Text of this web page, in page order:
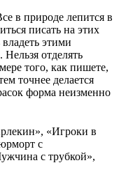
в природе лепится в
писать на этих
этими
Нельзя отделять
того, как пишете,
точнее делается
форма неизменно
«Игроки в
с
с трубкой»,